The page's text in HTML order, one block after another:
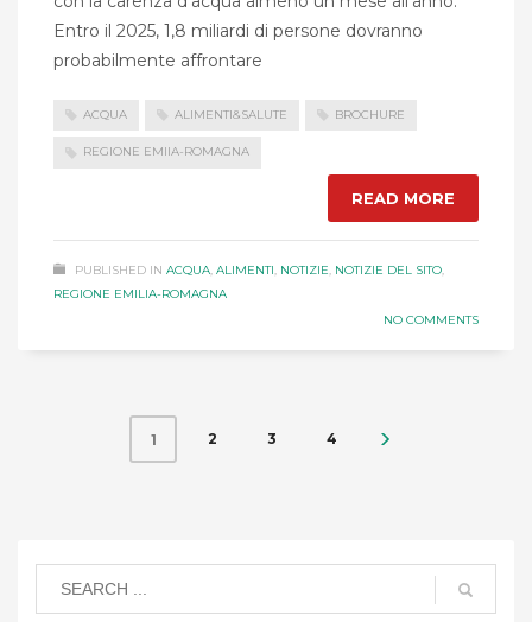
Entro il 2025, 1,8 miliardi di persone dovranno
probabilmente affrontare
ACQUA ALIMENTI&SALUTE BROCHURE
REGIONE EMIIA-ROMAGNA
READ MORE
PUBLISHED IN ACQUA, ALIMENTI, NOTIZIE, NOTIZIE DEL SITO,
REGIONE EMILIA-ROMAGNA
NO COMMENTS
1 2 3 4